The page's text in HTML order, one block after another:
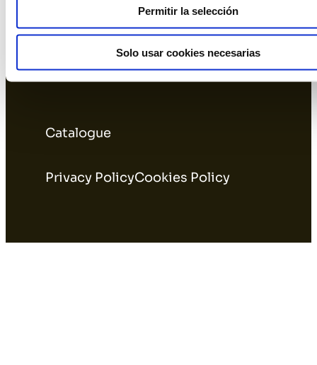
Permitir la selección
Solo usar cookies necesarias
Catalogue
Privacy PolicyCookies Policy
Warehouse L'Hospitalet